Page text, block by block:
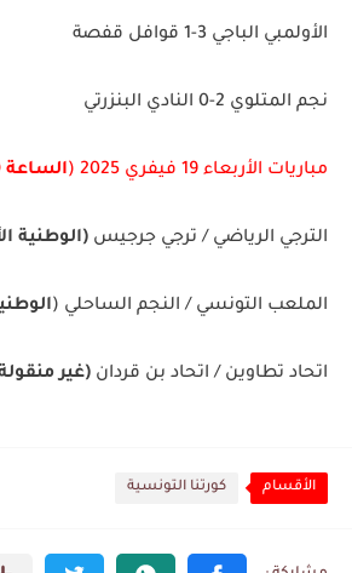
الأولمبي الباجي 3-1 قوافل قفصة
نجم المتلوي 2-0 النادي البنزرتي
مباريات الأربعاء 19 فيفري 2025 ( الساعة 14:00)
الترجي الرياضي / ترجي جرجيس (الوطنية
الملعب التونسي / النجم الساحلي (
اتحاد تطاوين / اتحاد بن قردان (غير
الأقسام كورتنا التونسية